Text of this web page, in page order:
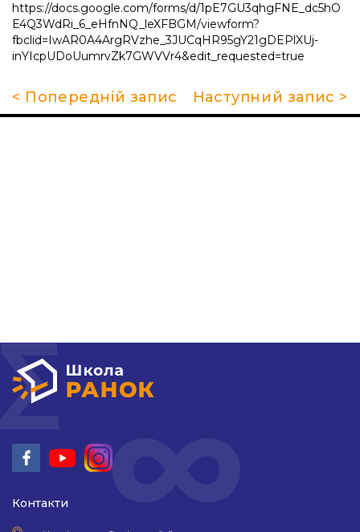
https://docs.google.com/forms/d/1pE7GU3qhgFNE_dc5hO
E4Q3WdRi_6_eHfnNQ_leXFBGM/viewform?
fbclid=IwAR0A4ArgRVzhe_3JUCqHR95gY21gDEPlXUj-
inYIcpUDoUumrvZk7GWVVr4&edit_requested=true
< Попередній запис Наступний запис >
Контакти